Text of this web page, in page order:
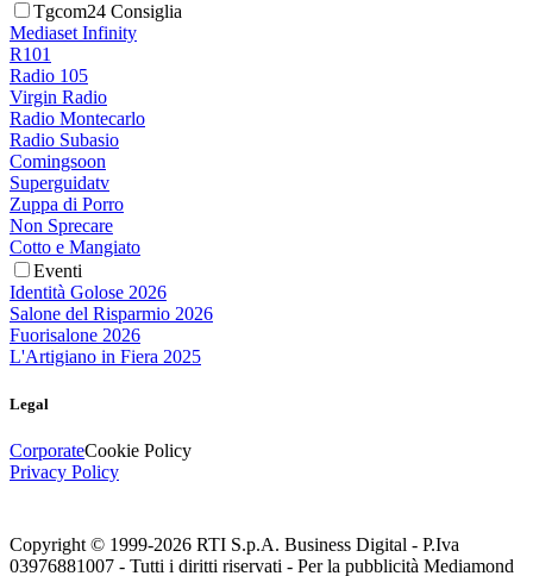
Tgcom24 Consiglia
Mediaset Infinity
R101
Radio 105
Virgin Radio
Radio Montecarlo
Radio Subasio
Comingsoon
Superguidatv
Zuppa di Porro
Non Sprecare
Cotto e Mangiato
Eventi
Identità Golose 2026
Salone del Risparmio 2026
Fuorisalone 2026
L'Artigiano in Fiera 2025
Legal
CorporateCookie Policy
Privacy Policy
Copyright © 1999-2026 RTI S.p.A. Business Digital - P.Iva
03976881007 - Tutti i diritti riservati - Per la pubblicità Mediamond